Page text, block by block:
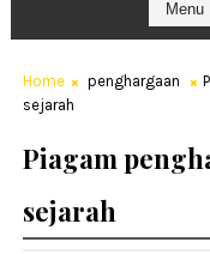
Home penghargaan
sejarah
Piagam
sejarah